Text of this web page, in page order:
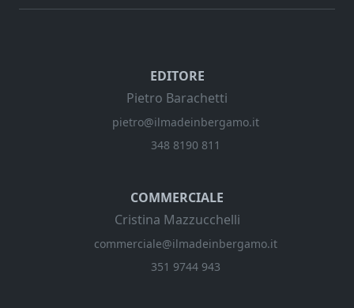
EDITORE
Pietro Barachetti
pietro@ilmadeinbergamo.it
348 8190 811
COMMERCIALE
Cristina Mazzucchelli
commerciale@ilmadeinbergamo.it
351 9744 943